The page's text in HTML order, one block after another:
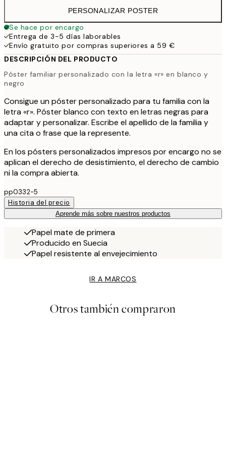
PERSONALIZAR POSTER
Se hace por encargo
Entrega de 3-5 días laborables
Envío gratuito por compras superiores a 59 €
DESCRIPCIÓN DEL PRODUCTO
Póster familiar personalizado con la letra «r» en blanco y
negro
Consigue un póster personalizado para tu familia con la
letra «r». Póster blanco con texto en letras negras para
adaptar y personalizar. Escribe el apellido de la familia y
una cita o frase que la represente.
En los pósters personalizados impresos por encargo no se
aplican el derecho de desistimiento, el derecho de cambio
ni la compra abierta.
pp0332-5
Historia del precio
Aprende más sobre nuestros productos
Papel mate de primera
Producido en Suecia
Papel resistente al envejecimiento
IR A MARCOS
Otros también compraron